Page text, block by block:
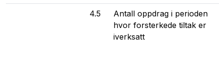
4.5
Antall oppdrag i perioden
hvor forsterkede tiltak er
iverksatt